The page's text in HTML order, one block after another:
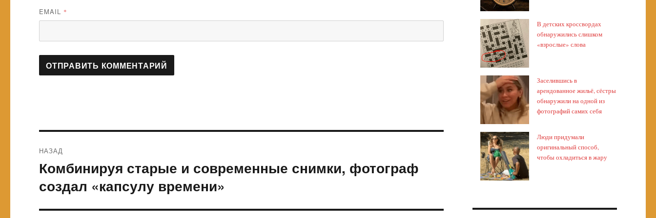
EMAIL *
по
записям
НАЗАД
Предыдущая
Комбинируя старые и современные снимки, фотограф
создал «капсулу времени»
В детских кроссвордах
обнаружились слишком
«взрослые» слова
Заселившись в
арендованное жильё, сёстры
обнаружили на одной из
фотографий самих себя
Люди придумали
оригинальный способ,
чтобы охладиться в жару